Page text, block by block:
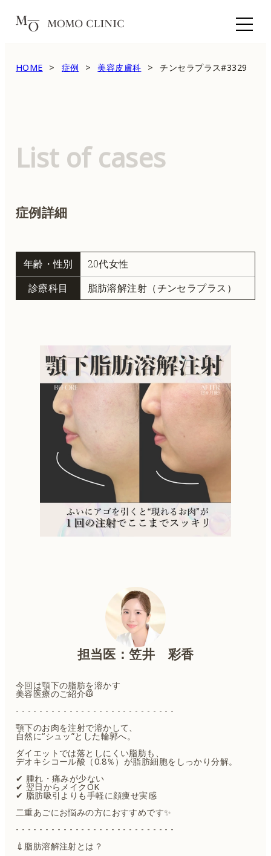
HOME 症例 美容皮膚科 チンセラプラス#3329
List of cases
症例詳細
年齢・性別
20代女性
診療科目
脂肪溶解注射（チンセラプラス）
担当医：笠井 彩香
今回は顎下の脂肪を溶かす
美容医療のご紹介🥼
- - - - - - - - - - - - - - - - - - - - - - - - - - -
顎下のお肉を注射で溶かして、
自然に“シュッ”とした輪郭へ。
ダイエットでは落としにくい脂肪も、
デオキシコール酸（0.8％）が脂肪細胞をしっかり分解。
✔ 腫れ・痛みが少ない
✔ 翌日からメイクOK
✔ 脂肪吸引よりも手軽に顔痩せ実感
二重あごにお悩みの方におすすめです✨
- - - - - - - - - - - - - - - - - - - - - - - - - - -
💉脂肪溶解注射とは？